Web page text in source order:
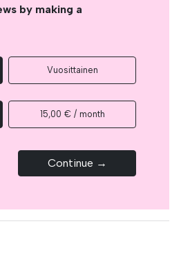
by making a
Vuosittainen
15,00 € / month
Continue →